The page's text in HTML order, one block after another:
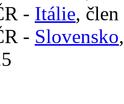
- Itálie,
- Slovensko